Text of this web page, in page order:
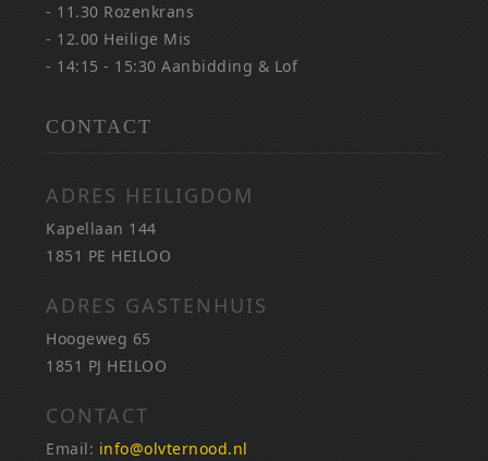
- 11.30 Rozenkrans
- 12.00 Heilige Mis
- 14:15 - 15:30 Aanbidding & Lof
CONTACT
ADRES HEILIGDOM
Kapellaan 144
1851 PE HEILOO
ADRES GASTENHUIS
Hoogeweg 65
1851 PJ HEILOO
CONTACT
Email: info@olvternood.nl